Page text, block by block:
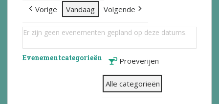
Vorige Vandaag Volgende
Er zijn geen evenementen gepland op deze datums.
Evenementcategorieën Proeverijen
Alle categorieën